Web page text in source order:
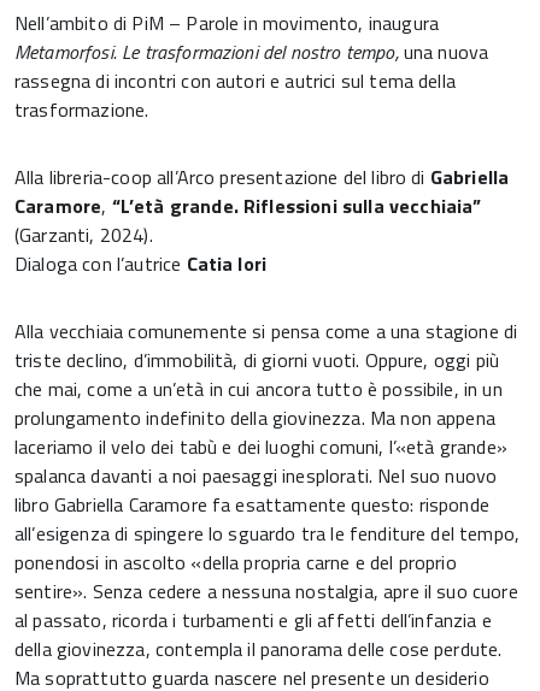
Nell’ambito di PiM – Parole in movimento, inaugura
Metamorfosi. Le trasformazioni del nostro tempo,una nuova
rassegna di incontri con autori e autrici sul tema della
trasformazione.
Alla libreria-coop all’Arco presentazione del libro di Gabriella
Caramore, “L’età grande. Riflessioni sulla vecchiaia”
(Garzanti, 2024).
Dialoga con l’autrice Catia Iori
Alla vecchiaia comunemente si pensa come a una stagione di
triste declino, d’immobilità, di giorni vuoti. Oppure, oggi più
che mai, come a un’età in cui ancora tutto è possibile, in un
prolungamento indefinito della giovinezza. Ma non appena
laceriamo il velo dei tabù e dei luoghi comuni, l’«età grande»
spalanca davanti a noi paesaggi inesplorati. Nel suo nuovo
libro Gabriella Caramore fa esattamente questo: risponde
all’esigenza di spingere lo sguardo tra le fenditure del tempo,
ponendosi in ascolto «della propria carne e del proprio
sentire». Senza cedere a nessuna nostalgia, apre il suo cuore
al passato, ricorda i turbamenti e gli affetti dell’infanzia e
della giovinezza, contempla il panorama delle cose perdute.
Ma soprattutto guarda nascere nel presente un desiderio